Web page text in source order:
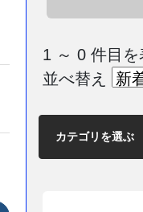
1 ～ 0 件目
並べ替え